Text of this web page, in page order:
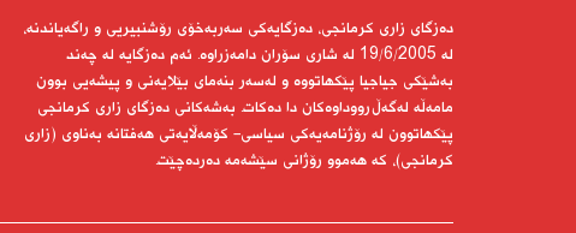
دەزگای زاری كرمانجی، دەزگایەكی سەربەخۆی رۆشنبیریی و راگەیاندنە،
لە 19/6/2005 لە شاری سۆران دامەزراوە. ئەم دەزگایە لە چەند
بەشێكی جیاجیا پێكهاتووە و لەسەر بنەمای بێلایەنی و پیشەیی بوون
مامەڵە لەگەڵ رووداوەكان دا دەكات. بەشەكانی دەزگای زاری كرمانجی
پێكهاتوون لە رۆژنامەیەكی سیاسی- كۆمەڵایەتی هەفتانە بەناوی (زاری
كرمانجی)، كە هەموو رۆژانی سێشەمە دەردەچێت.